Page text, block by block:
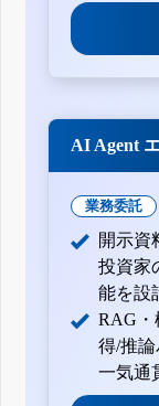
AI Agent
業務委託
開示資
投資家
能を設
RAG・
得/推
一気通